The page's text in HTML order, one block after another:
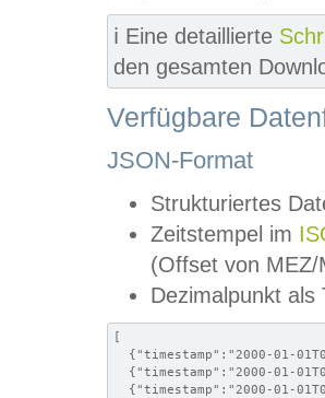
ℹ️ Eine detaillierte
den gesamten
Verfügbare
JSON-Format
Strukturiertes
Zeitstempel im
(Offset von MEZ/
Dezimalpunkt als
[
{"timestamp":"2000-01-
{"timestamp":"2000-01-
{"timestamp":"2000-01-